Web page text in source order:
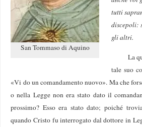
San Tommaso di Aquino
tutti
discepoli:
gli altri.
La
tale suo
«Vi do un comandamento nuovo». Ma che
o nella Legge non era stato dato il
prossimo? Esso era stato dato; poiché
quando Cristo fu interrogato dal dottore in